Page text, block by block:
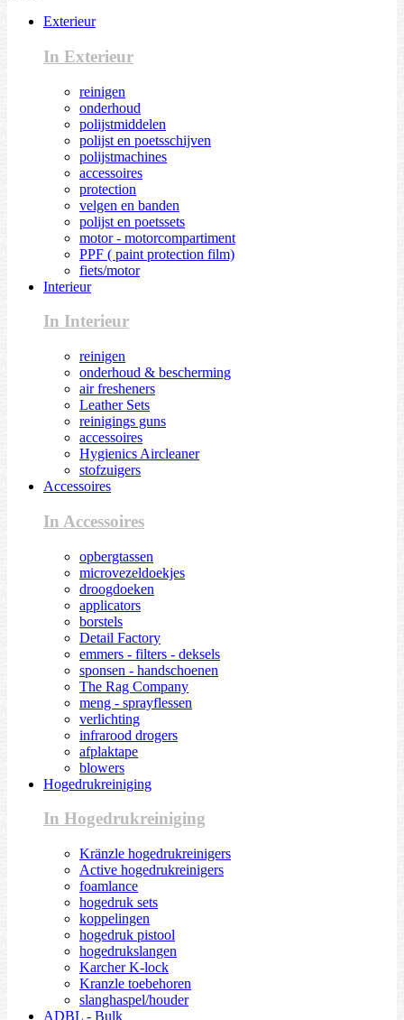
Exterieur
In Exterieur
reinigen
onderhoud
polijstmiddelen
polijst en poetsschijven
polijstmachines
accessoires
protection
velgen en banden
polijst en poetssets
motor - motorcompartiment
PPF ( paint protection film)
fiets/motor
Interieur
In Interieur
reinigen
onderhoud & bescherming
air fresheners
Leather Sets
reinigings guns
accessoires
Hygienics Aircleaner
stofzuigers
Accessoires
In Accessoires
opbergtassen
microvezeldoekjes
droogdoeken
applicators
borstels
Detail Factory
emmers - filters - deksels
sponsen - handschoenen
The Rag Company
meng - sprayflessen
verlichting
infrarood drogers
afplaktape
blowers
Hogedrukreiniging
In Hogedrukreiniging
Kränzle hogedrukreinigers
Active hogedrukreinigers
foamlance
hogedruk sets
koppelingen
hogedruk pistool
hogedrukslangen
Karcher K-lock
Kranzle toebehoren
slanghaspel/houder
ADBL - Bulk